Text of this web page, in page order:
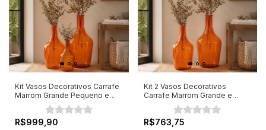
Kit Vasos Decorativos Carrafe
Marrom Grande Pequeno e
R$999,90
Kit 2 Vasos Decorativos
Carrafe Marrom Grande e
R$763,75